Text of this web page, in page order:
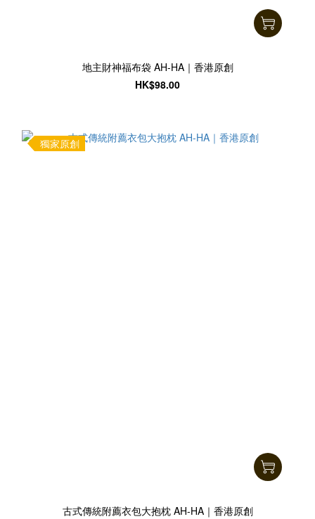
地主財神福布袋 AH-HA｜香港原創
HK$98.00
獨家原創
古式傳統附薦衣包大抱枕 AH-HA｜香港原創